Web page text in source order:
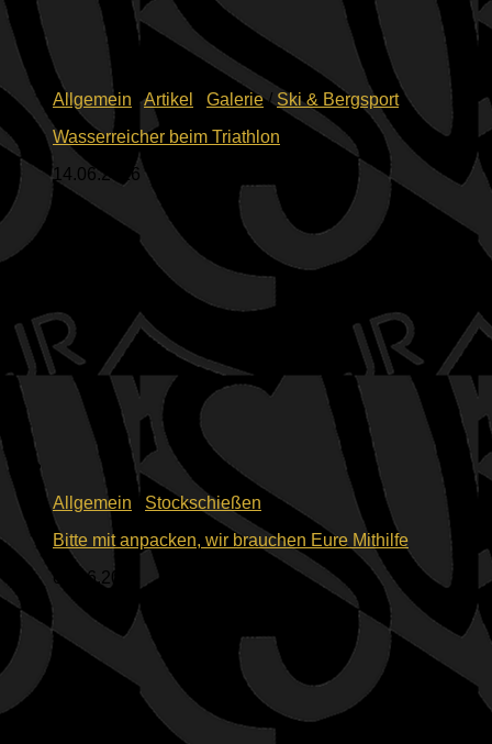
Allgemein /Artikel Galerie/ Ski & Bergsport
Wasserreicher beim Triathlon
14.06.2026
Allgemein
Stockschießen
Bitte mit anpacken, wir brauchen Eure Mithilfe
05.06.2026